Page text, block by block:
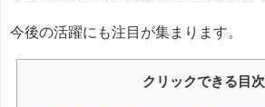
今後の活躍にも注目が集まります。
クリックできる目次